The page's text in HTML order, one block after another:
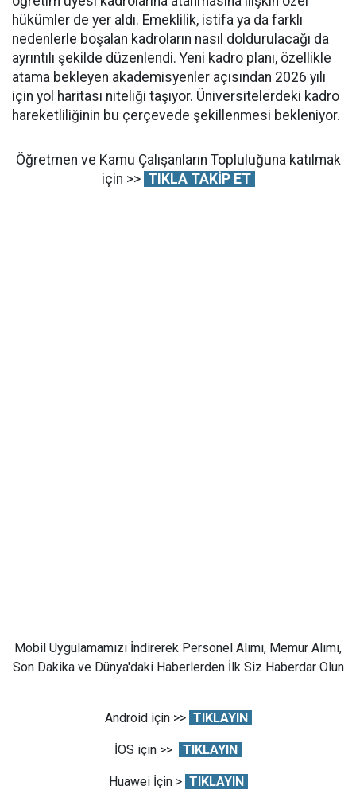
hükümler de yer aldı. Emeklilik, istifa ya da farklı
nedenlerle boşalan kadroların nasıl doldurulacağı da
ayrıntılı şekilde düzenlendi. Yeni kadro planı, özellikle
atama bekleyen akademisyenler açısından 2026 yılı
için yol haritası niteliği taşıyor. Üniversitelerdeki kadro
hareketliliğinin bu çerçevede şekillenmesi bekleniyor.
Öğretmen ve Kamu Çalışanların Topluluğuna katılmak
için >> TIKLA TAKİP ET
Mobil Uygulamamızı İndirerek Personel Alımı, Memur Alımı,
Son Dakika ve Dünya'daki Haberlerden İlk Siz Haberdar Olun
Android için >> TIKLAYIN
İOS için >> TIKLAYIN
Huawei İçin > TIKLAYIN